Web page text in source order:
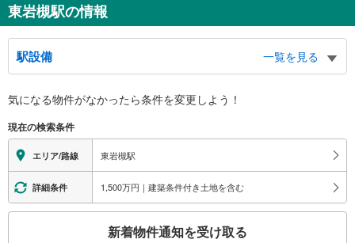
東岩槻駅の情報
駅設備
一覧を見る
※段差なしでの移動経路
地上⇔改札⇔ホーム：○
エレベータ
・ホーム⇔改札
・改札⇔北口
・改札⇔南口
エスカレータ
気になる物件がなかったら条件を変更しよう！
現在の検索条件
エリア/路線 東岩槻駅
詳細条件 1,500万円｜建築条件付き土地を含む
新着物件通知を受け取る